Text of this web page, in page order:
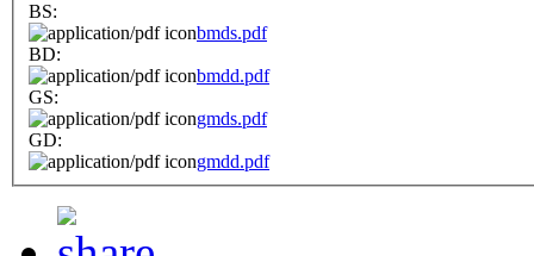
BS:
bmds.pdf
BD:
bmdd.pdf
GS:
gmds.pdf
GD:
gmdd.pdf